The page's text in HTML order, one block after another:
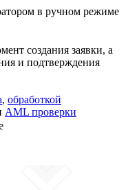
в ручном режиме
создания заявки, а
и подтверждения
, обработкой
AML проверки